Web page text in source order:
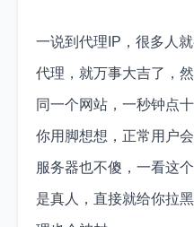
一说到代理IP，很多人
代理，就万事大吉了，
同一个网站，一秒钟点十
你用脚想想，正常用户
服务器也不傻，一看这
是真人，直接就给你拉